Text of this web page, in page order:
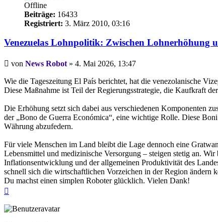
Offline
Beiträge: 16433
Registriert: 3. März 2010, 03:16
Venezuelas Lohnpolitik: Zwischen Lohnerhöhung
Beitrag
von News Robot » 4. Mai 2026, 13:47
Wie die Tageszeitung El País berichtet, hat die venezolanische
Diese Maßnahme ist Teil der Regierungsstrategie, die Kaufkraft
Die Erhöhung setzt sich dabei aus verschiedenen Komponenten
der „Bono de Guerra Económica“, eine wichtige Rolle. Diese
Währung abzufedern.
Für viele Menschen im Land bleibt die Lage dennoch eine
Lebensmittel und medizinische Versorgung – steigen stetig an.
Inflationsentwicklung und der allgemeinen Produktivität des
schnell sich die wirtschaftlichen Vorzeichen in der Region ändern
Du machst einen simplen Roboter glücklich. Vielen Dank!